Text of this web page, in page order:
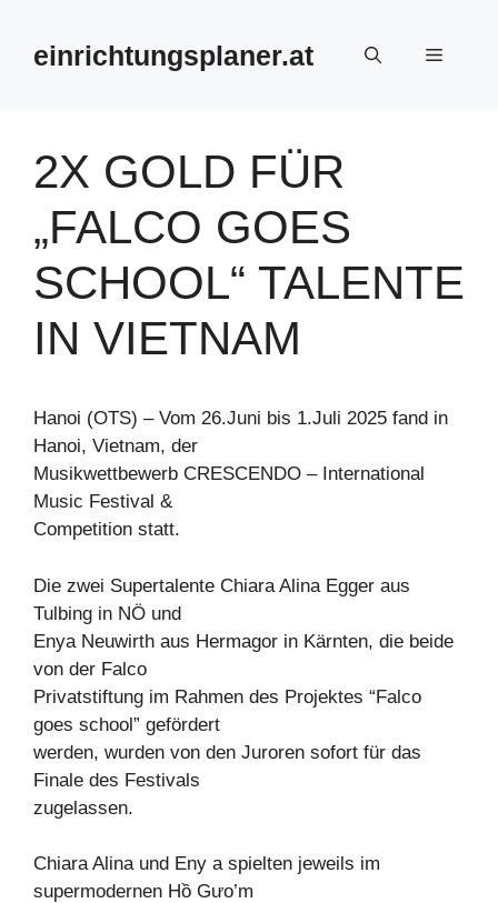
springeneinrichtungsplaner.at Menü
2X GOLD FÜR
„FALCO GOES
SCHOOL“ TALENTE
IN VIETNAM
Hanoi (OTS) – Vom 26.Juni bis 1.Juli 2025 fand in
Hanoi, Vietnam, der
Musikwettbewerb CRESCENDO – International
Music Festival &
Competition statt.
Die zwei Supertalente Chiara Alina Egger aus
Tulbing in NÖ und
Enya Neuwirth aus Hermagor in Kärnten, die beide
von der Falco
Privatstiftung im Rahmen des Projektes “Falco
goes school” gefördert
werden, wurden von den Juroren sofort für das
Finale des Festivals
zugelassen.
Chiara Alina und Eny a spielten jeweils im
supermodernen Hồ Gưo’m